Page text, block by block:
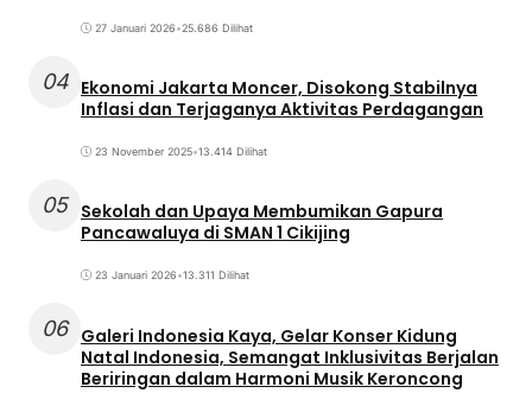
27 Januari 2026•25.686 Dilihat
04 Ekonomi Jakarta Moncer, Disokong Stabilnya
Inflasi dan Terjaganya Aktivitas Perdagangan
23 November 2025•13.414 Dilihat
05 Sekolah dan Upaya Membumikan Gapura
Pancawaluya di SMAN 1 Cikijing
23 Januari 2026•13.311 Dilihat
06 Galeri Indonesia Kaya, Gelar Konser Kidung
Natal Indonesia, Semangat Inklusivitas Berjalan
Beriringan dalam Harmoni Musik Keroncong